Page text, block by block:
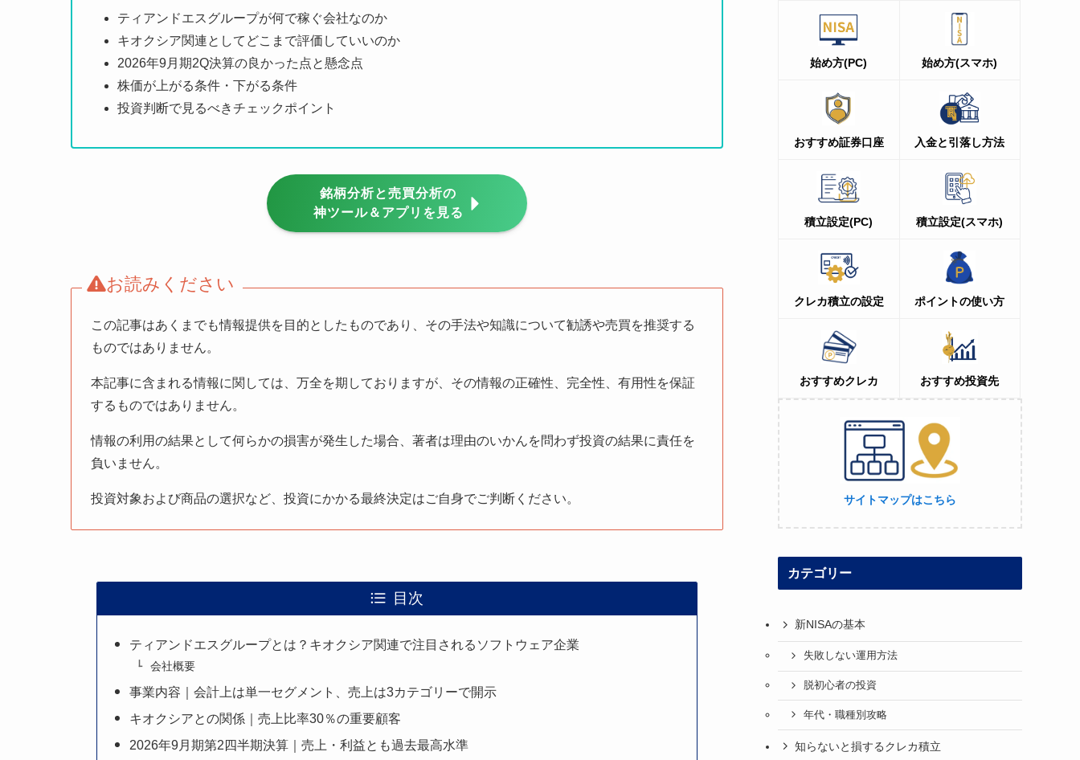
ティアンドエスグループが何で稼ぐ会社なのか
キオクシア関連としてどこまで評価していいのか
2026年9月期2Q決算の良かった点と懸念点
株価が上がる条件・下がる条件
投資判断で見るべきチェックポイント
銘柄分析と売買分析の
神ツール＆アプリを見る
お読みください
この記事はあくまでも情報提供を目的としたものであり、その手法や知識について勧誘や売買を推奨する
ものではありません。
本記事に含まれる情報に関しては、万全を期しておりますが、その情報の正確性、完全性、有用性を保証
するものではありません。
情報の利用の結果として何らかの損害が発生した場合、著者は理由のいかんを問わず投資の結果に責任を
負いません。
投資対象および商品の選択など、投資にかかる最終決定はご自身でご判断ください。
目次
ティアンドエスグループとは？キオクシア関連で注目されるソフトウェア企業
会社概要
事業内容｜会計上は単一セグメント、売上は3カテゴリーで開示
キオクシアとの関係｜売上比率30％の重要顧客
2026年9月期第2四半期決算｜売上・利益とも過去最高水準
始め方(PC) 始め方(スマホ)
おすすめ証券口座 入金と引落し方法
積立設定(PC) 積立設定(スマホ)
クレカ積立の設定 ポイントの使い方
おすすめクレカ おすすめ投資先
サイトマップはこちら
カテゴリー
新NISAの基本
失敗しない運用方法
脱初心者の投資
年代・職種別攻略
知らないと損するクレカ積立